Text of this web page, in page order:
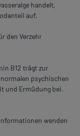
handelt,
auf.
den Verzehr
B12 trägt zur
psychischen
und Ermüdung bei.
wenden